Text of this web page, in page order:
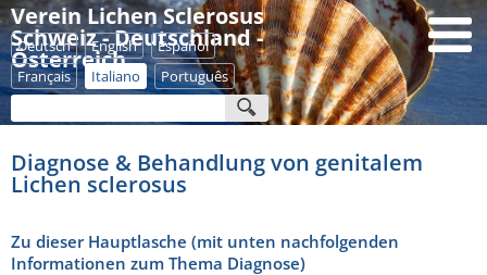
Verein Lichen Sclerosus
Schweiz - Deutschland -
Österreich
Deutsch English
Español
Français
Italiano Português
Diagnose & Behandlung von genitalem
Lichen sclerosus
Zu dieser Hauptlasche (mit unten nachfolgenden
Informationen zum Thema Diagnose)